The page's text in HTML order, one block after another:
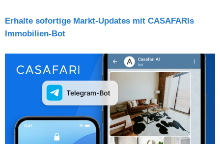
Erhalte sofortige Markt-Updates mit CASAFARIs
Immobilien-Bot